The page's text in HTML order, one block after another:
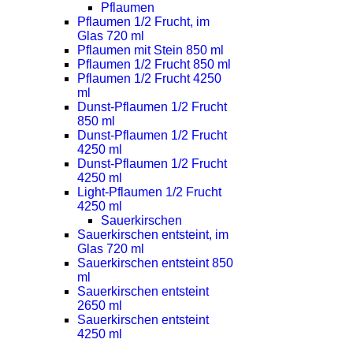
Pflaumen
Pflaumen 1/2 Frucht, im
Glas 720 ml
Pflaumen mit Stein 850 ml
Pflaumen 1/2 Frucht 850 ml
Pflaumen 1/2 Frucht 4250
ml
Dunst-Pflaumen 1/2 Frucht
850 ml
Dunst-Pflaumen 1/2 Frucht
4250 ml
Dunst-Pflaumen 1/2 Frucht
4250 ml
Light-Pflaumen 1/2 Frucht
4250 ml
Sauerkirschen
Sauerkirschen entsteint, im
Glas 720 ml
Sauerkirschen entsteint 850
ml
Sauerkirschen entsteint
2650 ml
Sauerkirschen entsteint
4250 ml